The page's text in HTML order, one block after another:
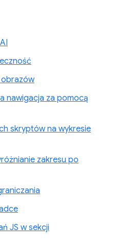
obrazów
nawigacja za pomocą
skryptów na wykresie
zakresu po
JS w sekcji